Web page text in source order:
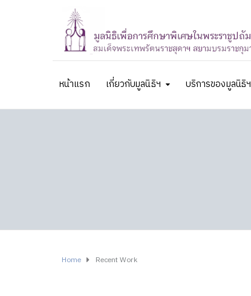
หน้าแรก เกี่ยวกับมูลนิธิฯ บริการของมูลนิธิฯ
Home Recent Work